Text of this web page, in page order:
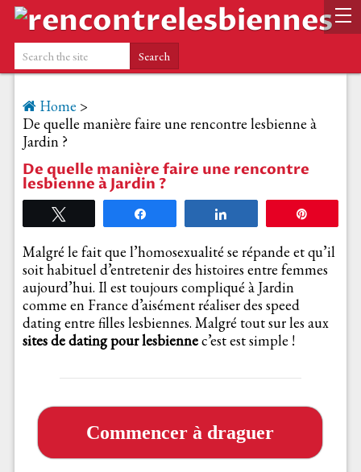
Home >
De quelle manière faire une rencontre lesbienne à
Jardin ?
De quelle manière faire une rencontre
lesbienne à Jardin ?
Malgré le fait que l’homosexualité se répande et qu’il
soit habituel d’entretenir des histoires entre femmes
aujourd’hui. Il est toujours compliqué à Jardin
comme en France d’aisément réaliser des speed
dating entre filles lesbiennes. Malgré tout sur les aux
sites de dating pour lesbiennec’est est simple !
Commencer à draguer